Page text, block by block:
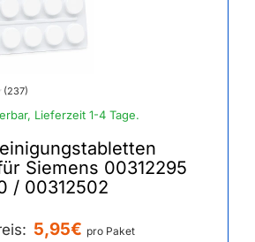
(237)
Lieferzeit 1-4 Tage.
Siemens 00312295
/ 00312502
5,95€ pro Paket